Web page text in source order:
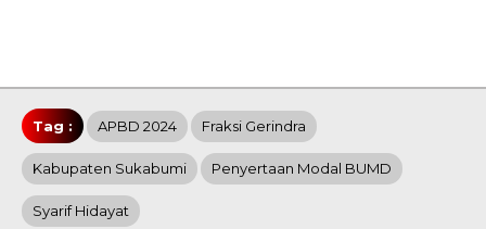
Tag : APBD 2024 Fraksi Gerindra
Kabupaten Sukabumi Penyertaan Modal BUMD
Syarif Hidayat